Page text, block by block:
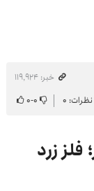
خبر: ۱۱۹٬۹۲۴
نظرات: ۰ ۰-۰
زرد